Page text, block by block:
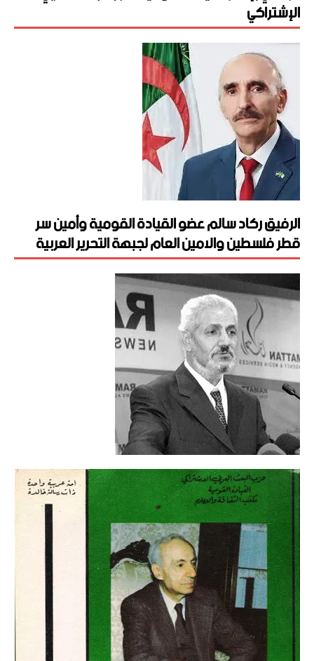
الإشتراكي
الرفيق ركاد سالم عضو القيادة القومية وأمين سر
قطر فلسطين والامين العام لجبهة التحرير العربية